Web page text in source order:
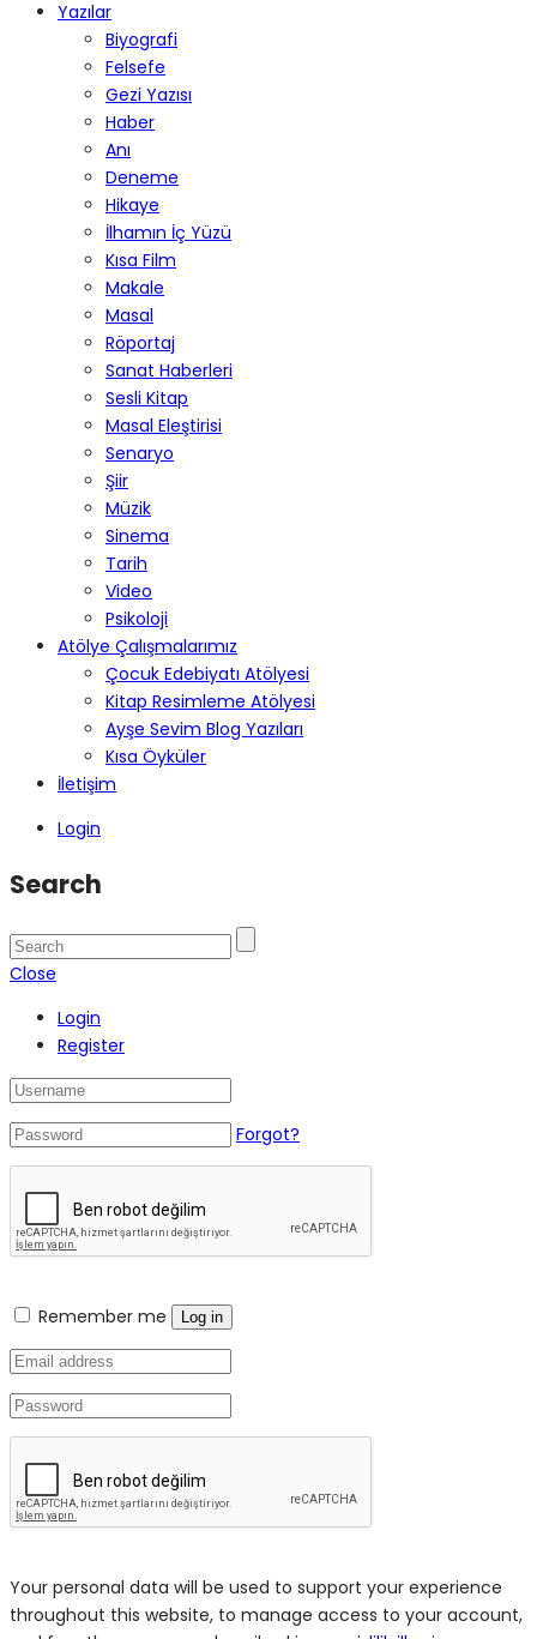
Yazılar
Biyografi
Felsefe
Gezi Yazısı
Haber
Anı
Deneme
Hikaye
İlhamın İç Yüzü
Kısa Film
Makale
Masal
Röportaj
Sanat Haberleri
Sesli Kitap
Masal Eleştirisi
Senaryo
Şiir
Müzik
Sinema
Tarih
Video
Psikoloji
Atölye Çalışmalarımız
Çocuk Edebiyatı Atölyesi
Kitap Resimleme Atölyesi
Ayşe Sevim Blog Yazıları
Kısa Öyküler
İletişim
Login
Search
Close
Login
Register
Forgot?
Remember me Log in
Your personal data will be used to support your experience
throughout this website, to manage access to your account,